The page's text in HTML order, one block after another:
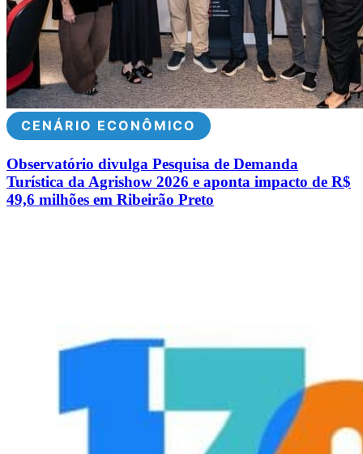
CENÁRIO ECONÔMICO
Observatório divulga Pesquisa de Demanda
Turística da Agrishow 2026 e aponta impacto de R$
49,6 milhões em Ribeirão Preto